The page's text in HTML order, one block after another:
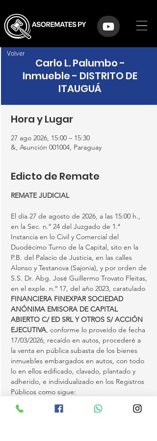
Carlo L. Palumbo -
Inmueble - DISTRITO DE
ITAUGUÁ
Hora y Lugar
27 ago 2026, 15:00 – 15:30
&, Asunción 001004, Paraguay
Edicto de Remate
REMATE JUDICIAL
El día 27 de agosto de 2026, a las 15:00 h.,
en la Sec. n.º 24 del Juzgado de 1.ª
Instancia en lo Civil y Comercial del
Duodécimo Turno de la Capital, sito en la
P.B. del Palacio de Justicia, en las calles
Alonso y Testanova (Sajonia), y por orden de
S.S. Dr. Abg. José Guillermo Trovato Fleitas,
en el exple. n.º 17, del año 2023, caratulado
FINANCIERA FINEXPAR SOCIEDAD
ANÓNIMA EMISORA DE CAPITAL
ABIERTO C/ ED SRL Y OTROS S/ ACCIÓN
EJECUTIVA, conforme lo proveído de fecha
17/03/2026, recaído en autos, procederé a
la venta en pública subasta de los bienes
inmuebles embargados en autos, con todo
lo en ellos edificado, clavado, plantado y
adherido, e individualizado en los Registros
Públicos como sigue:
1) FINCA N.º 19.362 DEL DISTRITO DE
Volver